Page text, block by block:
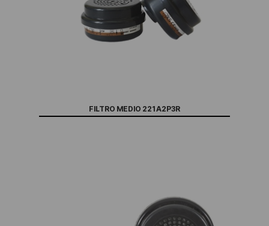
FILTRO MEDIO 221 A2P3R